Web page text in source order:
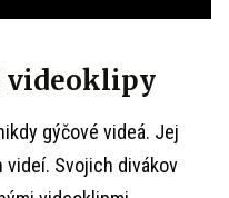
videoklipy
gýčové videá. Jej
videí. Svojich divákov